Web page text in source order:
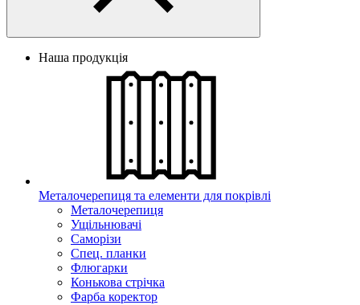
Наша продукція
Металочерепиця та елементи для покрівлі
Металочерепиця
Ущільнювачі
Саморізи
Спец. планки
Флюгарки
Конькова стрічка
Фарба коректор